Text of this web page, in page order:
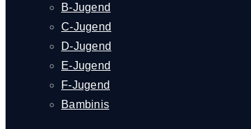
B-Jugend
C-Jugend
D-Jugend
E-Jugend
F-Jugend
Bambinis